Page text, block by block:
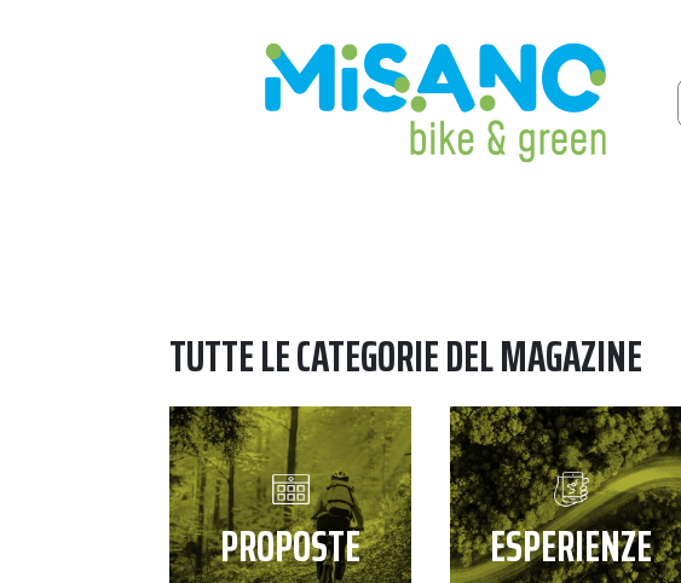
TUTTE LE CATEGORIE DEL MAGAZINE
PROPOSTE ESPERIENZE